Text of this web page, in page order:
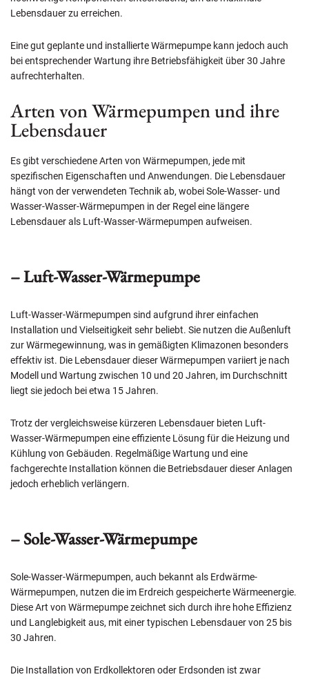
Lebensdauer zu erreichen.
Eine gut geplante und installierte Wärmepumpe kann jedoch auch
bei entsprechender Wartung ihre Betriebsfähigkeit über 30 Jahre
aufrechterhalten.
Arten von Wärmepumpen und ihre
Lebensdauer
Es gibt verschiedene Arten von Wärmepumpen, jede mit
spezifischen Eigenschaften und Anwendungen. Die Lebensdauer
hängt von der verwendeten Technik ab, wobei Sole-Wasser- und
Wasser-Wasser-Wärmepumpen in der Regel eine längere
Lebensdauer als Luft-Wasser-Wärmepumpen aufweisen.
– Luft-Wasser-Wärmepumpe
Luft-Wasser-Wärmepumpen sind aufgrund ihrer einfachen
Installation und Vielseitigkeit sehr beliebt. Sie nutzen die Außenluft
zur Wärmegewinnung, was in gemäßigten Klimazonen besonders
effektiv ist. Die Lebensdauer dieser Wärmepumpen variiert je nach
Modell und Wartung zwischen 10 und 20 Jahren, im Durchschnitt
liegt sie jedoch bei etwa 15 Jahren.
Trotz der vergleichsweise kürzeren Lebensdauer bieten Luft-
Wasser-Wärmepumpen eine effiziente Lösung für die Heizung und
Kühlung von Gebäuden. Regelmäßige Wartung und eine
fachgerechte Installation können die Betriebsdauer dieser Anlagen
jedoch erheblich verlängern.
– Sole-Wasser-Wärmepumpe
Sole-Wasser-Wärmepumpen, auch bekannt als Erdwärme-
Wärmepumpen, nutzen die im Erdreich gespeicherte Wärmeenergie.
Diese Art von Wärmepumpe zeichnet sich durch ihre hohe Effizienz
und Langlebigkeit aus, mit einer typischen Lebensdauer von 25 bis
30 Jahren.
Die Installation von Erdkollektoren oder Erdsonden ist zwar